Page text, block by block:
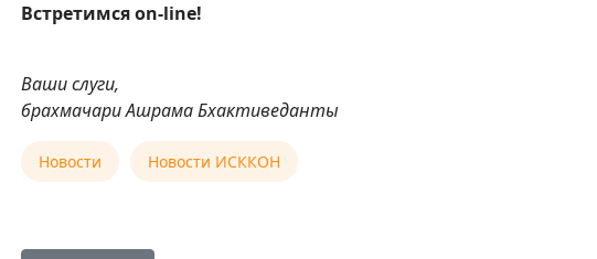
Встретимся on-line!
Ваши слуги,
брахмачари Ашрама Бхактиведанты
Новости Новости ИСККОН